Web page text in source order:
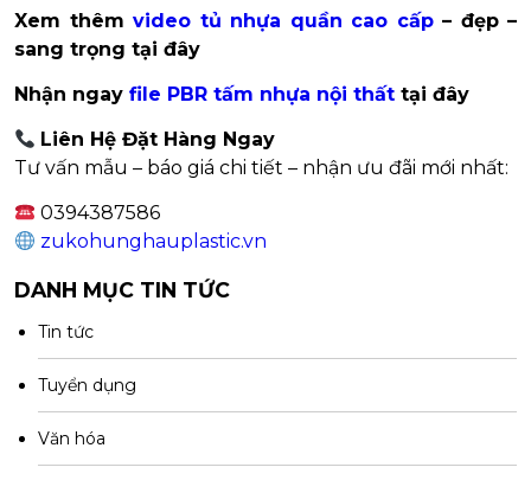
Xem thêm video tủ nhựa quần cao cấp– đẹp –
sang trọng tại đây
Nhận ngay file PBR tấm nhựa nội thất tại đây
Liên Hệ Đặt Hàng Ngay
Tư vấn mẫu – báo giá chi tiết – nhận ưu đãi mới nhất:
0394387586
zukohunghauplastic.vn
DANH MỤC TIN TỨC
Tin tức
Tuyển dụng
Văn hóa